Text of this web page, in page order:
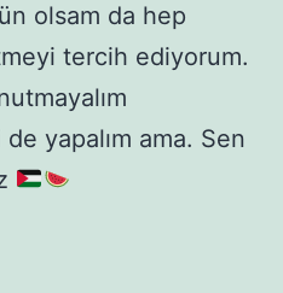
olsam da hep
tercih ediyorum.
yapalım ama. Sen